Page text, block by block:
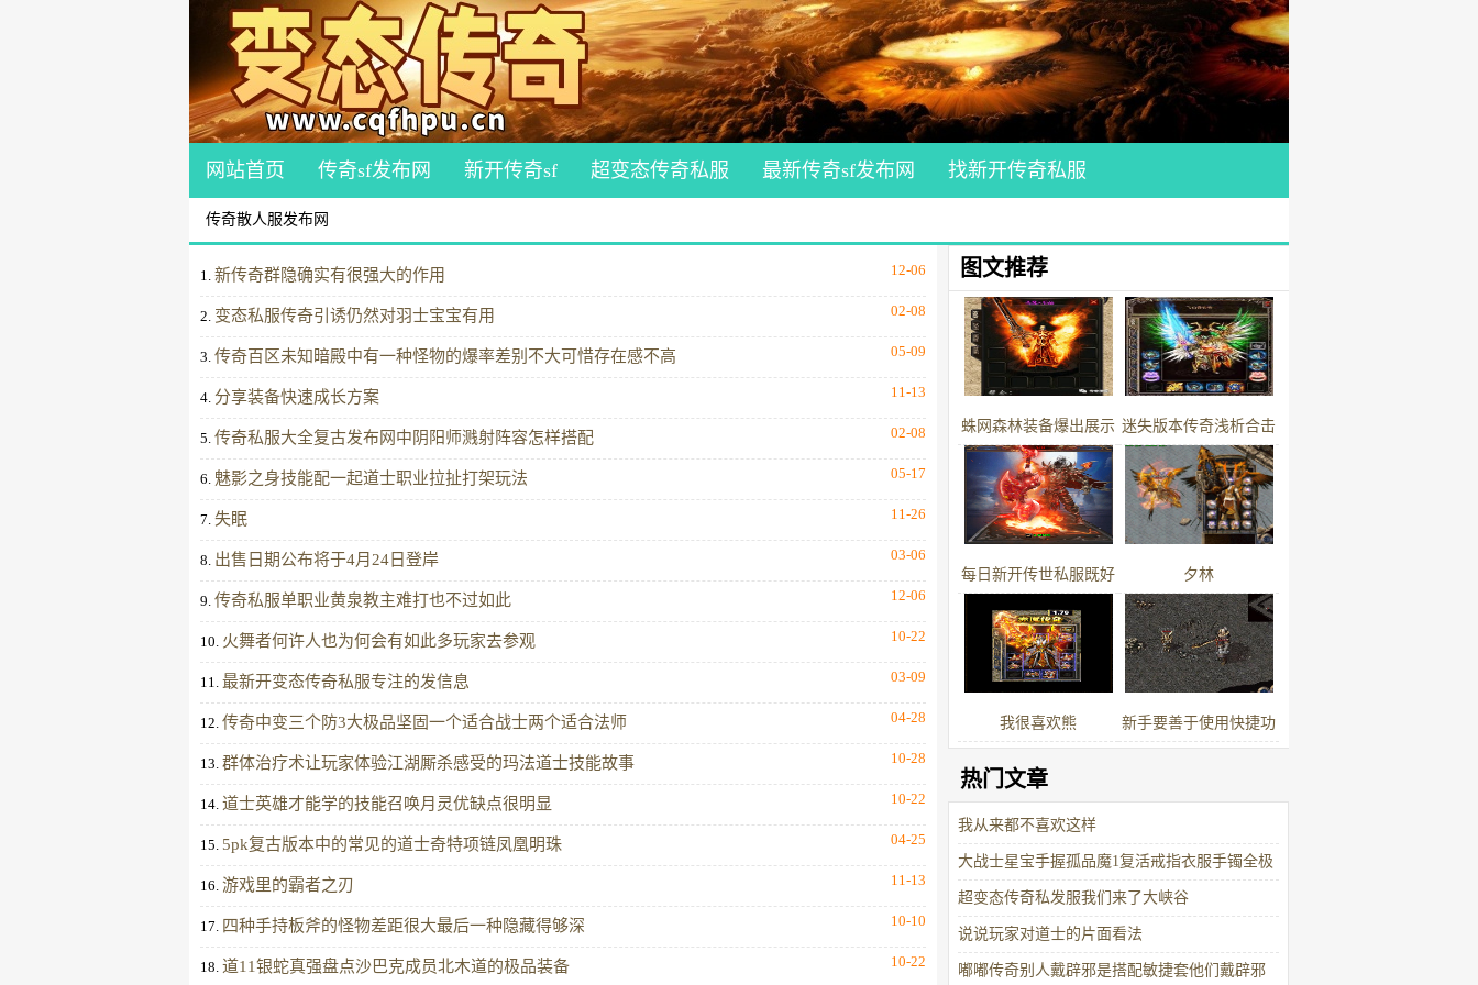
网站首页 传奇sf发布网 新开传奇sf 超变态传奇私服 最新传奇sf发布网 找新开传奇私服
传奇散人服发布网
12-06
1. 新传奇群隐确实有很强大的作用
02-08
2. 变态私服传奇引诱仍然对羽士宝宝有用
05-09
3. 传奇百区未知暗殿中有一种怪物的爆率差别不大可惜存在感不高
11-13
4. 分享装备快速成长方案
02-08
5. 传奇私服大全复古发布网中阴阳师溅射阵容怎样搭配
05-17
6. 魅影之身技能配一起道士职业拉扯打架玩法
11-26
7. 失眠
03-06
8. 出售日期公布将于4月24日登岸
12-06
9. 传奇私服单职业黄泉教主难打也不过如此
10-22
10. 火舞者何许人也为何会有如此多玩家去参观
03-09
11. 最新开变态传奇私服专注的发信息
04-28
12. 传奇中变三个防3大极品坚固一个适合战士两个适合法师
10-28
13. 群体治疗术让玩家体验江湖厮杀感受的玛法道士技能故事
10-22
14. 道士英雄才能学的技能召唤月灵优缺点很明显
04-25
15. 5pk复古版本中的常见的道士奇特项链凤凰明珠
11-13
16. 游戏里的霸者之刃
10-10
17. 四种手持板斧的怪物差距很大最后一种隐藏得够深
10-22
18. 道11银蛇真强盘点沙巴克成员北木道的极品装备
图文推荐
蛛网森林装备爆出展示 迷失版本传奇浅析合击
版本更新的两枚全新麻
痹戒指道士职业最开心
每日新开传世私服既好
看又怀旧的剑甲搭配黄
金套装
夕林
我很喜欢熊 新手要善于使用快捷功
热门文章
我从来都不喜欢这样
大战士星宝手握孤品魔1复活戒指衣服手镯全极
品
超变态传奇私发服我们来了大峡谷
说说玩家对道士的片面看法
嘟嘟传奇别人戴辟邪是搭配敏捷套他们戴辟邪